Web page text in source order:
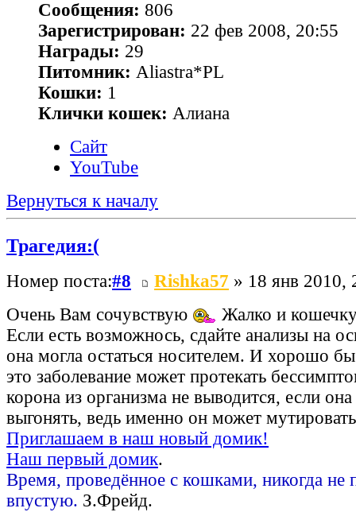
Сообщения: 806
Зарегистрирован: 22 фев 2008, 20:55
Награды: 29
Питомник: Aliastra*PL
Кошки: 1
Клички кошек: Алиана
Сайт
YouTube
Вернуться к началу
Трагедия:(
Номер поста:#8 Rishka57 » 18 янв 2010,
Очень Вам сочувствую
Жалко и
Если есть возможнось, сдайте анализы на
она могла остаться носителем. И хорошо
это заболевание может протекать
корона из организма не выводится, если
выгонять, ведь именно он может
Приглашаем в наш новый домик!
Наш первый домик.
Время, проведённое с кошками, никогда не
впустую. З.Фрейд.